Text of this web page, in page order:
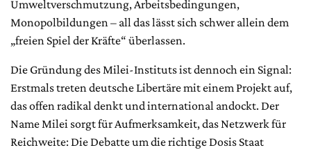
Umweltverschmutzung, Arbeitsbedingungen,
Monopolbildungen – all das lässt sich schwer allein dem
„freien Spiel der Kräfte“ überlassen.
Die Gründung des Milei-Instituts ist dennoch ein Signal:
Erstmals treten deutsche Libertäre mit einem Projekt auf,
das offen radikal denkt und international andockt. Der
Name Milei sorgt für Aufmerksamkeit, das Netzwerk für
Reichweite: Die Debatte um die richtige Dosis Staat